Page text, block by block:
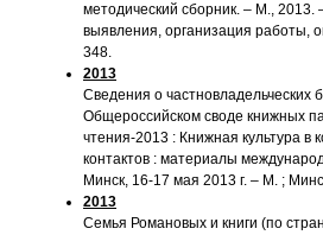
методический сборник. – М.,
выявления, организация работы,
348.
2013
Сведения о частновладельческих
Общероссийском своде книжных
чтения-2013 : Книжная культура в
контактов : материалы
Минск, 16-17 мая 2013 г. – М. ;
2013
Семья Романовых и книги (по